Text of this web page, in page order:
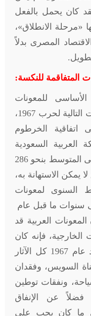
كان يحمل بالفعل
«مرحلة الانطلاق»،
المصرى بدلاً
المتفاقمة للنكسة:
للمعونات
المقدمة إلى مصر، خلال السنوات التالية لحرب 1967،
الخرطوم
المملكة العربية السعودية
والكويت وليبيا على منح قُدرت فى المتوسط بنحو 286
يمكن الاستهانة به،
السنوى لمعونات
سنوات ما قبل عام
المعونات العربية قد
فإنه كان
لا يزال على مصر أن تواجه بعد عام 1967 كل الآثار
السويس، وفقدان
ونفقات توطين
فضلاً عن الإنفاق
ما كان يجب على